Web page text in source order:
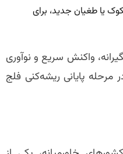
یا طغیان جدید، برای
واکنش سریع و نوآوری
مرحله پایانی ریشه‌کنی فلج